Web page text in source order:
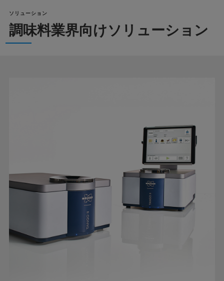
ソリューション
調味料業界向けソリューション